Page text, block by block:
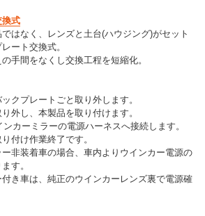
換式
はなく、レンズと土台(ハウジング)がセット
ート交換式。
手間をなくし交換工程を短縮化。
クプレートごと取り外します。
外し、本製品を取り付けます。
カーミラーの電源ハーネスへ接続します。
付け作業終了です。
非装着車の場合、車内よりウインカー電源の
す。
き車は、純正のウインカーレンズ裏で電源確